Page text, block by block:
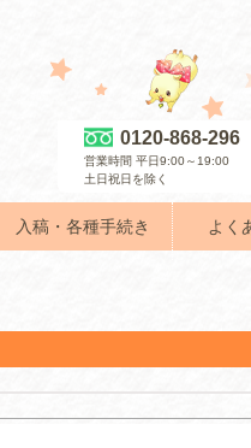
0120-868-296
営業時間 平日9:00～19:00
土日祝日を除く
入稿・各種手続き よく